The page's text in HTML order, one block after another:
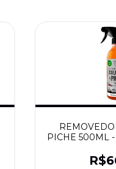
PICHE 500ML